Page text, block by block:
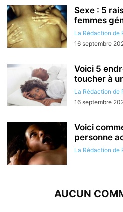
Sexe : 5
femmes
La Rédaction de
16 septembre
Voici 5
toucher à
La Rédaction de
16 septembre
Voici
personne
La Rédaction de
AUCUN